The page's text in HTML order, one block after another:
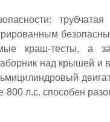
краш-тесты, а
над крышей и
л.с. способен